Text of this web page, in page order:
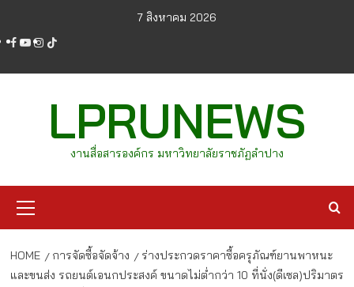
content
7 สิงหาคม 2026
facebook
youtube
instagram
tiktok
LPRUNEWS
งานสื่อสารองค์กร มหาวิทยาลัยราชภัฏลำปาง
Menu
HOME การจัดซื้อจัดจ้าง
ร่างประกวดราคาซื้อครุภัณฑ์ยานพาหนะ
และขนส่ง รถยนต์เอนกประสงค์ ขนาดไม่ต่ำกว่า 10 ที่นั่ง(ดีเซล)ปริมาตร